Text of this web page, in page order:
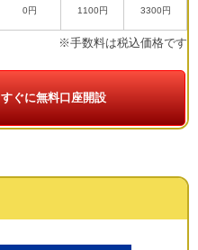
0円 1100円 3300円
※手数料は税込価格です
すぐに無料口座開設